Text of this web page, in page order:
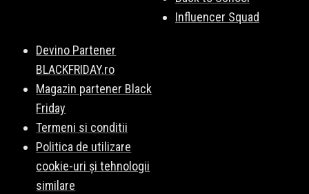
Influencer Squad
Devino Partener
BLACKFRIDAY.ro
Magazin partener Black
Friday
Termeni si conditii
Politica de utilizare
cookie-uri și tehnologii
similare